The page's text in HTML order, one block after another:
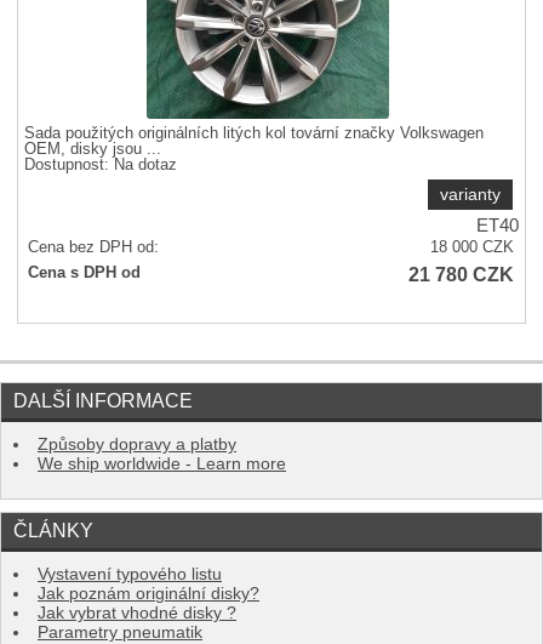
Sada použitých originálních litých kol tovární značky Volkswagen
OEM, disky jsou ...
Dostupnost: Na dotaz
varianty
ET40
Cena bez DPH od: 18 000CZK
Cena s DPH od
21 780CZK
DALŠÍ INFORMACE
Způsoby dopravy a platby
We ship worldwide - Learn more
ČLÁNKY
Vystavení typového listu
Jak poznám originální disky?
Jak vybrat vhodné disky ?
Parametry pneumatik